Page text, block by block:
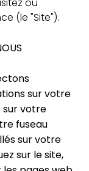
(le "Site").
sur votre
sur votre
fuseau
sur votre
sur le site,